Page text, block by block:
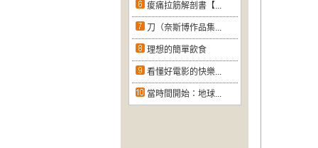
痠痛拉筋解剖書【...
刀（奈斯博作品集...
理想的簡單飲食
看懂好電影的快樂...
當時間開始：地球...